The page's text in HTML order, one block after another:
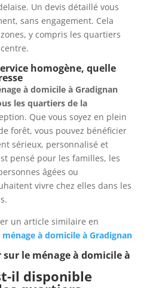
Un devis détaillé vous
sans engagement. Cela
y compris les quartiers
homogène, quelle
à domicile à Gradignan
les quartiers de la
Que vous soyez en plein
forêt, vous pouvez bénéficier
sérieux, personnalisé et
pensé pour les familles, les
âgées ou
vivre chez elles dans les
un article similaire en
ménage à domicile à Gradignan
sur le ménage à domicile à
il disponible